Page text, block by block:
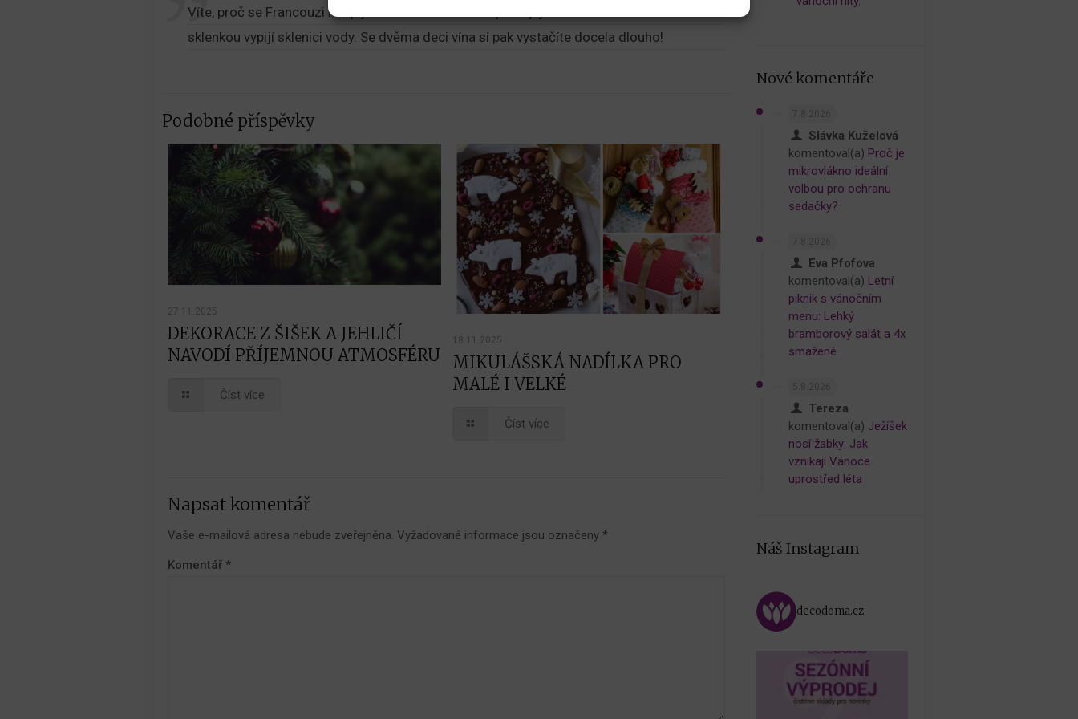
Víte, proč se Francouzi neopijí vínem? V horku si dopřávají jen lehká vína a za každou
sklenkou vypijí sklenici vody. Se dvěma deci vína si pak vystačíte docela dlouho!
Podobné příspěvky
27.11.2025
DEKORACE Z ŠIŠEK A JEHLIČÍ
NAVODÍ PŘÍJEMNOU ATMOSFÉRU
Číst více
18.11.2025
MIKULÁŠSKÁ NADÍLKA PRO
MALÉ I VELKÉ
Číst více
Napsat komentář
Vaše e-mailová adresa nebude zveřejněna. Vyžadované informace jsou označeny*
Komentář *
Nové komentáře
Slávka Kuželová
komentoval(a) Proč je
mikrovlákno ideální
volbou pro ochranu
sedačky?
Eva Pfofova
komentoval(a) Letní
piknik s vánočním
menu: Lehký
bramborový salát a 4x
smažené
Tereza
komentoval(a) Ježíšek
nosí žabky: Jak
vznikají Vánoce
uprostřed léta
Náš Instagram
decodoma.cz